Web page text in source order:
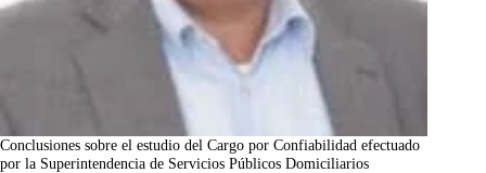
Conclusiones sobre el estudio del Cargo por Confiabilidad efectuado
por la Superintendencia de Servicios Públicos Domiciliarios